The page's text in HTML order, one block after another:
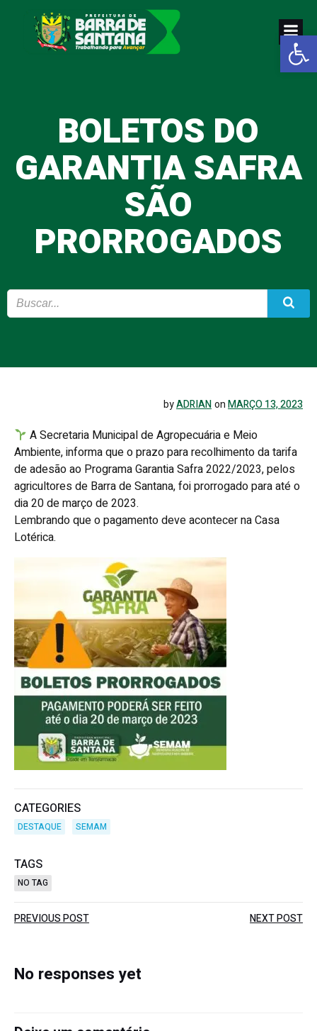
Abrir
Pular
para
o
conteúdo
BOLETOS DO
GARANTIA SAFRA
SÃO
PRORROGADOS
byADRIANonMARÇO 13, 2023
A Secretaria Municipal de Agropecuária e Meio
Ambiente, informa que o prazo para recolhimento da tarifa
de adesão ao Programa Garantia Safra 2022/2023, pelos
agricultores de Barra de Santana, foi prorrogado para até o
dia 20 de março de 2023.
Lembrando que o pagamento deve acontecer na Casa
Lotérica.
CATEGORIES
DESTAQUE SEMAM
TAGS
NO TAG
Post
navigation
PREVIOUS POST NEXT POST
No responses yet